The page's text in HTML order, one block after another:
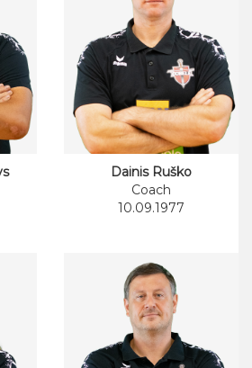
Dainis Ruško
Coach
10.09.1977